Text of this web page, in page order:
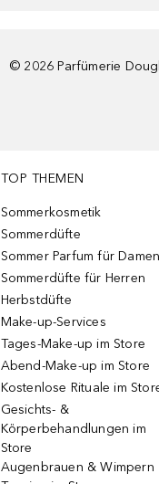
© 2026 Parfümerie
TOP THEMEN
Sommerkosmetik
Sommerdüfte
Sommer Parfum für Damen
Sommerdüfte für Herren
Herbstdüfte
Make-up-Services
Tages-Make-up im Store
Abend-Make-up im Store
Kostenlose Rituale im
Gesichts- &
Körperbehandlungen im
Store
Augenbrauen & Wimpern